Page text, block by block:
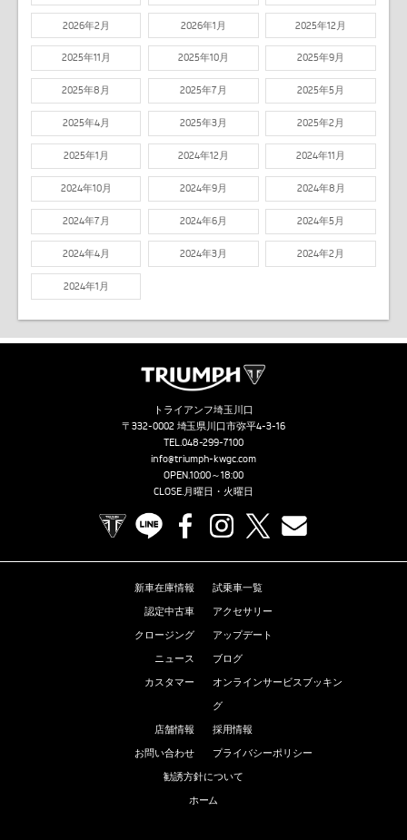
2026年2月 2026年1月 2025年12月
2025年11月 2025年10月 2025年9月
2025年8月 2025年7月 2025年5月
2025年4月 2025年3月 2025年2月
2025年1月 2024年12月 2024年11月
2024年10月 2024年9月 2024年8月
2024年7月 2024年6月 2024年5月
2024年4月 2024年3月 2024年2月
2024年1月
トライアンフ埼玉川口
〒332-0002 埼玉県川口市弥平4-3-16
TEL.048-299-7100
info@triumph-kwgc.com
OPEN.10:00～18:00
CLOSE.月曜日・火曜日
TRIUMPH OFFICIAL SITE
LINE FacebookInstagram
新車在庫情報
試乗車一覧
認定中古車
アクセサリー
クロージング
アップデート
ニュース
ブログ
カスタマー
オンラインサービスブッキン
グ
店舗情報
採用情報
お問い合わせ
プライバシーポリシー
勧誘方針について
ホーム